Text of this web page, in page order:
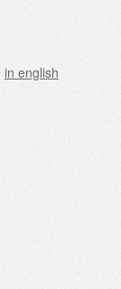
in english